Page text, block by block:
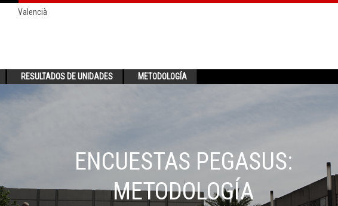
Valencià
RESULTADOS DE UNIDADES METODOLOGÍA
ENCUESTAS PEGASUS:
METODOLOGÍA